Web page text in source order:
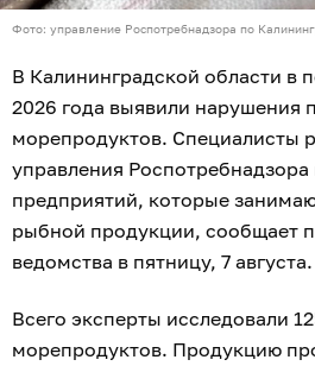
Фото: управление Роспотребнадзора по
В Калининградской области в
2026 года выявили нарушения
морепродуктов. Специалисты
управления Роспотребнадзора
предприятий, которые
рыбной продукции, сообщает
ведомства в пятницу, 7 августа.
Всего эксперты исследовали
морепродуктов. Продукцию